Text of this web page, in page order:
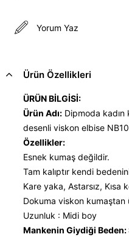
Yorum Yaz
Ürün Özellikleri
ÜRÜN BİLGİSİ:
Ürün Adı: Dipmoda kadın
desenli viskon elbise
Özellikler:
Esnek kumaş değildir.
Tam kalıptır kendi
Kare yaka, Astarsız, Kısa
Dokuma viskon kumaştan
Uzunluk : Midi boy
Mankenin Giydiği Beden: